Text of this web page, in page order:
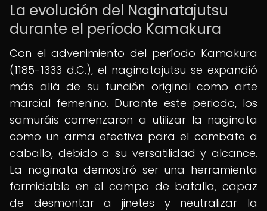
La evolución del Naginatajutsu
durante el período Kamakura
Con el advenimiento del período Kamakura
(1185-1333 d.C.), el naginatajutsu se expandió
más allá de su función original como arte
marcial femenino. Durante este periodo, los
samuráis comenzaron a utilizar la naginata
como un arma efectiva para el combate a
caballo, debido a su versatilidad y alcance.
La naginata demostró ser una herramienta
formidable en el campo de batalla, capaz
de desmontar a jinetes y neutralizar la